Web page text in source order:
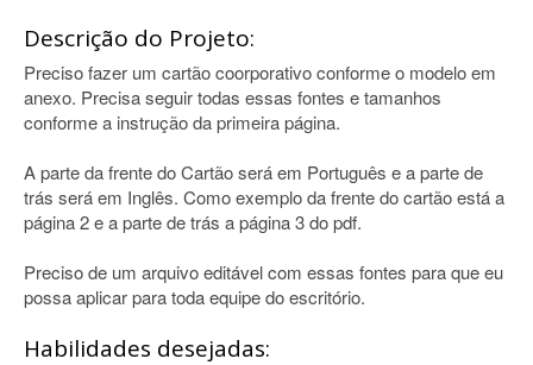
Descrição do Projeto:
Preciso fazer um cartão coorporativo conforme o modelo em
anexo. Precisa seguir todas essas fontes e tamanhos
conforme a instrução da primeira página.
A parte da frente do Cartão será em Português e a parte de
trás será em Inglês. Como exemplo da frente do cartão está a
página 2 e a parte de trás a página 3 do pdf.
Preciso de um arquivo editável com essas fontes para que eu
possa aplicar para toda equipe do escritório.
Habilidades desejadas: